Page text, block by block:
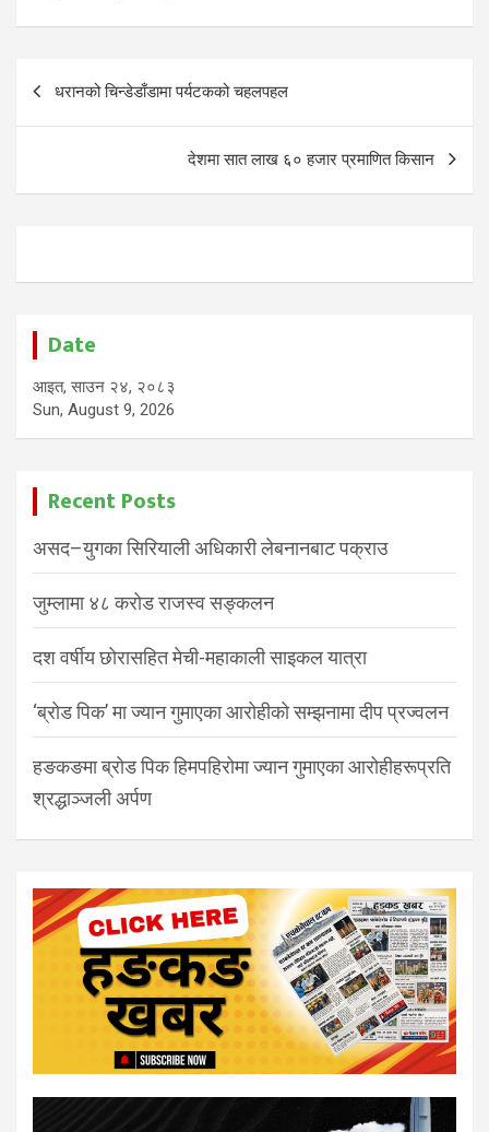
Post
navigation
धरानको चिन्डेडाँडामा पर्यटकको चहलपहल
देशमा सात लाख ६० हजार प्रमाणित किसान
Date
आइत, साउन २४, २०८३
Sun, August 9, 2026
Recent Posts
असद–युगका सिरियाली अधिकारी लेबनानबाट पक्राउ
जुम्लामा ४८ करोड राजस्व सङ्कलन
दश वर्षीय छोरासहित मेची-महाकाली साइकल यात्रा
‘ब्रोड पिक’ मा ज्यान गुमाएका आरोहीको सम्झनामा दीप प्रज्वलन
हङकङमा ब्रोड पिक हिमपहिरोमा ज्यान गुमाएका आरोहीहरूप्रति
श्रद्धाञ्जली अर्पण